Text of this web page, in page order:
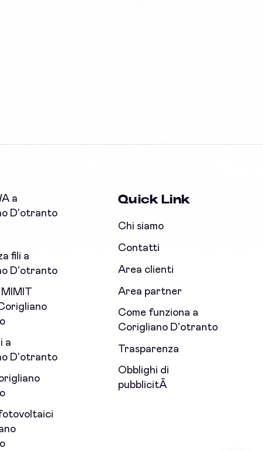
a
D'otranto
fili a
D'otranto
a
D'otranto
Quick Link
Chi siamo
Contatti
Area clienti
Area partner
Come funziona a
Corigliano D'otranto
Trasparenza
Obblighi di
pubblicitÃ